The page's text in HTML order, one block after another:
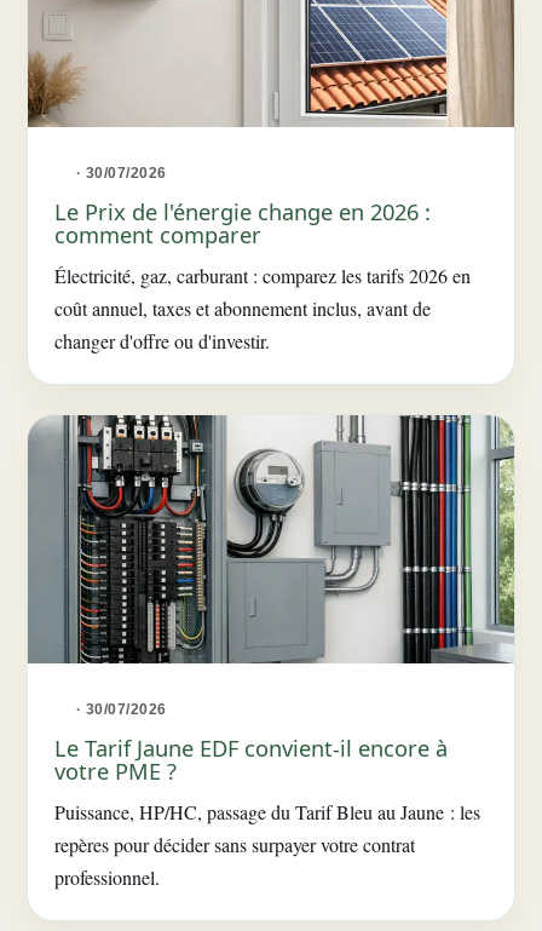
· 30/07/2026
Le Prix de l'énergie change en 2026 :
comment comparer
Électricité, gaz, carburant : comparez les tarifs 2026 en
coût annuel, taxes et abonnement inclus, avant de
changer d'offre ou d'investir.
· 30/07/2026
Le Tarif Jaune EDF convient-il encore à
votre PME ?
Puissance, HP/HC, passage du Tarif Bleu au Jaune : les
repères pour décider sans surpayer votre contrat
professionnel.